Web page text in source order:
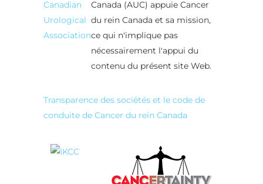
Canada (AUC) appuie Cancer
du rein Canada et sa mission,
ce qui n'implique pas
nécessairement l'appui du
contenu du présent site Web.
Transparence des sociétés et le code de
conduite de Cancer du rein Canada